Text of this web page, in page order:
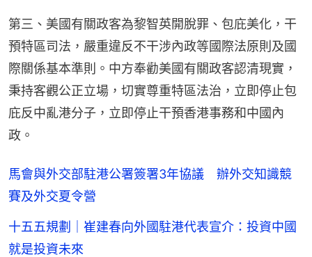
第三、美國有關政客為黎智英開脫罪、包庇美化，干
預特區司法，嚴重違反不干涉內政等國際法原則及國
際關係基本準則。中方奉勸美國有關政客認清現實，
秉持客觀公正立場，切實尊重特區法治，立即停止包
庇反中亂港分子，立即停止干預香港事務和中國內
政。
馬會與外交部駐港公署簽署3年協議 辦外交知識競
賽及外交夏令營
十五五規劃｜崔建春向外國駐港代表宣介：投資中國
就是投資未來